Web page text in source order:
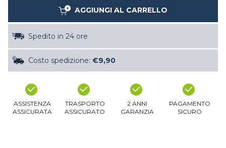
AGGIUNGI AL CARRELLO
Spedito in 24 ore
Costo spedizione: €9,90
ASSISTENZA
ASSICURATA
TRASPORTO
ASSICURATO
2 ANNI
GARANZIA
PAGAMENTO
SICURO